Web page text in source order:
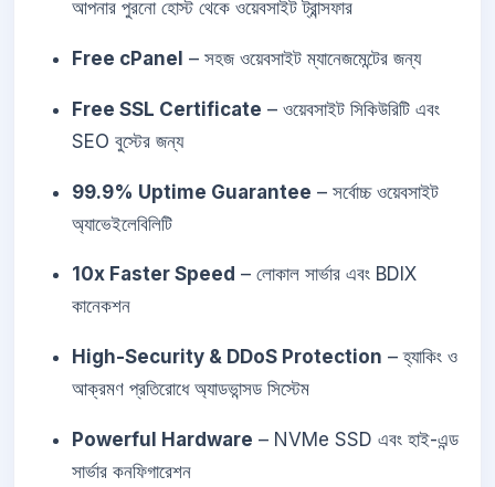
আপনার পুরনো হোস্ট থেকে ওয়েবসাইট ট্রান্সফার
Free cPanel – সহজ ওয়েবসাইট ম্যানেজমেন্টের জন্য
Free SSL Certificate – ওয়েবসাইট সিকিউরিটি এবং
SEO বুস্টের জন্য
99.9% Uptime Guarantee – সর্বোচ্চ ওয়েবসাইট
অ্যাভেইলেবিলিটি
10x Faster Speed – লোকাল সার্ভার এবং BDIX
কানেকশন
High-Security & DDoS Protection – হ্যাকিং ও
আক্রমণ প্রতিরোধে অ্যাডভান্সড সিস্টেম
Powerful Hardware – NVMe SSD এবং হাই-এন্ড
সার্ভার কনফিগারেশন